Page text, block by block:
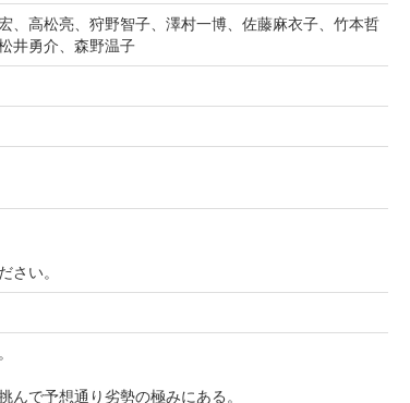
、高松亮、狩野智子、澤村一博、佐藤麻衣子、竹本哲
井勇介、森野温子
さい。
んで予想通り劣勢の極みにある。